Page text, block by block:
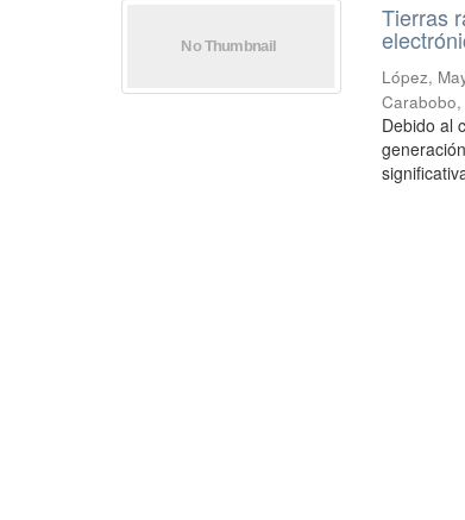
Tierras
López,
Carabobo
Debido al